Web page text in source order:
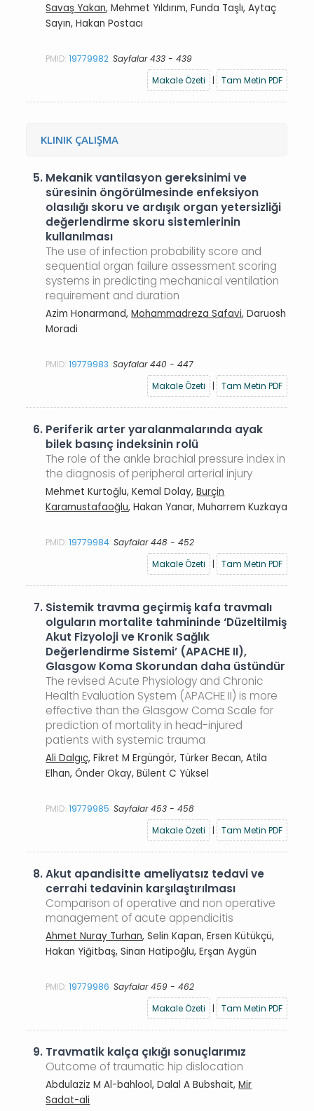
Savaş Yakan, Mehmet Yıldırım, Funda Taşlı, Aytaç
Sayın, Hakan Postacı
PMID:19779982 Sayfalar 433 - 439
Makale Özeti
| Tam Metin PDF
KLINIK ÇALIŞMA
5. Mekanik vantilasyon gereksinimi ve
süresinin öngörülmesinde enfeksiyon
olasılığı skoru ve ardışık organ yetersizliği
değerlendirme skoru sistemlerinin
kullanılması
The use of infection probability score and
sequential organ failure assessment scoring
systems in predicting mechanical ventilation
requirement and duration
Azim Honarmand,Mohammadreza Safavi, Daruosh
Moradi
PMID:19779983 Sayfalar 440 - 447
Makale Özeti
| Tam Metin PDF
6. Periferik arter yaralanmalarında ayak
bilek basınç indeksinin rolü
The role of the ankle brachial pressure index in
the diagnosis of peripheral arterial injury
Mehmet Kurtoğlu, Kemal Dolay,Burçin
Karamustafaoğlu, Hakan Yanar, Muharrem Kuzkaya
PMID:19779984 Sayfalar 448 - 452
Makale Özeti
| Tam Metin PDF
7. Sistemik travma geçirmiş kafa travmalı
olguların mortalite tahmininde ‘Düzeltilmiş
Akut Fizyoloji ve Kronik Sağlık
Değerlendirme Sistemi’ (APACHE II),
Glasgow Koma Skorundan daha üstündür
The revised Acute Physiology and Chronic
Health Evaluation System (APACHE II) is more
effective than the Glasgow Coma Scale for
prediction of mortality in head-injured
patients with systemic trauma
Ali Dalgıç, Fikret M Ergüngör, Türker Becan, Atila
Elhan, Önder Okay, Bülent C Yüksel
PMID:19779985 Sayfalar 453 - 458
Makale Özeti
| Tam Metin PDF
8.Akut apandisitte ameliyatsız tedavi ve
cerrahi tedavinin karşılaştırılması
Comparison of operative and non operative
management of acute appendicitis
Ahmet Nuray Turhan, Selin Kapan, Ersen Kütükçü,
Hakan Yiğitbaş, Sinan Hatipoğlu, Erşan Aygün
PMID:19779986 Sayfalar 459 - 462
Makale Özeti
| Tam Metin PDF
9. Travmatik kalça çıkığı sonuçlarımız
Outcome of traumatic hip dislocation
Abdulaziz M Al-bahlool, Dalal A Bubshait,Mir
Sadat-ali